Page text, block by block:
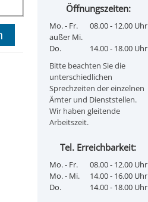
Öffnungszeiten:
Mo. - Fr.
außer Mi.
08.00 - 12.00 Uhr
Do.
14.00 - 18.00 Uhr
Bitte beachten Sie die
unterschiedlichen
Sprechzeiten der einzelnen
Ämter und Dienststellen.
Wir haben gleitende
Arbeitszeit.
Tel. Erreichbarkeit:
Mo. - Fr.
08.00 - 12.00 Uhr
Mo. - Mi.
14.00 - 16.00 Uhr
Do.
14.00 - 18.00 Uhr